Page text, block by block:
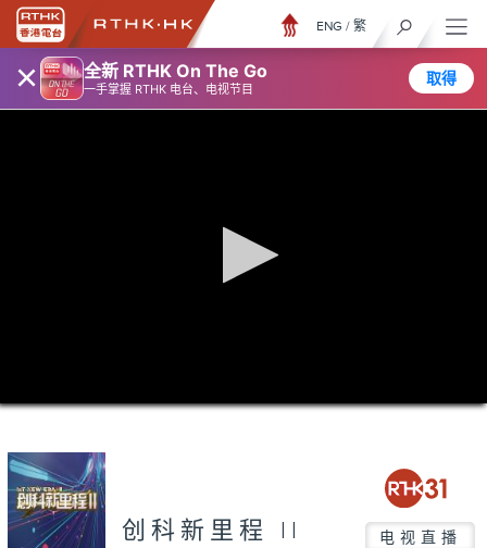
× 全新 RTHK On The Go
一手掌握 RTHK 电台、电视节目
取得
ENG / 繁
seconds
seconds
创科新里程 II 电视直播